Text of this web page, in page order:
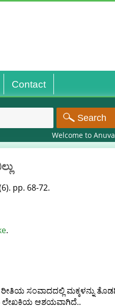
Contact
Welcome to
pp. 68-72.
.
ಸಂವಾದದಲ್ಲಿ ಮಕ್ಕಳನ್ನು
ಲೇಖಕಿಯ ಆಶಯವಾಗಿದೆ..